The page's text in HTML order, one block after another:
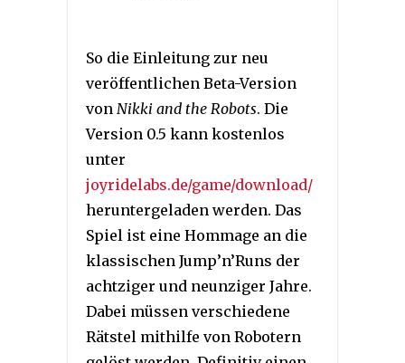
So die Einleitung zur neu
veröffentlichen Beta-Version
von Nikki and the Robots. Die
Version 0.5 kann kostenlos
unter
joyridelabs.de/game/download/
heruntergeladen werden. Das
Spiel ist eine Hommage an die
klassischen Jump’n’Runs der
achtziger und neunziger Jahre.
Dabei müssen verschiedene
Rätstel mithilfe von Robotern